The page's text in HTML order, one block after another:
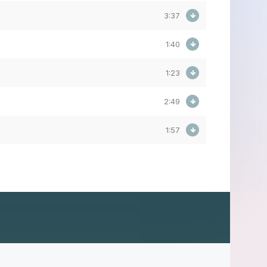
3:37
1:40
1:23
2:49
1:57